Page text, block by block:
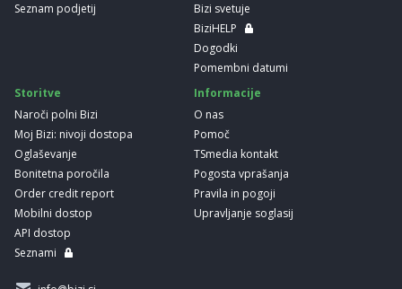
Seznam podjetij
Bizi svetuje
BiziHELP
Dogodki
Pomembni datumi
Storitve
Naroči polni Bizi
Moj Bizi: nivoji dostopa
Oglaševanje
Bonitetna poročila
Order credit report
Mobilni dostop
API dostop
Seznami
Informacije
O nas
Pomoč
TSmedia kontakt
Pogosta vprašanja
Pravila in pogoji
Upravljanje soglasij